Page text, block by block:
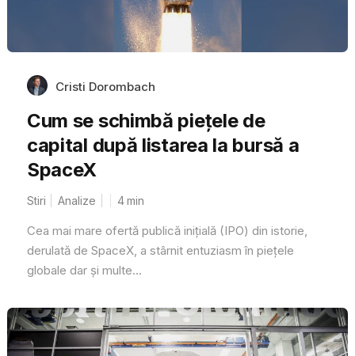
Cristi Dorombach
Cum se schimbă piețele de
capital după listarea la bursă a
SpaceX
Stiri Analize 4min
Cea mai mare ofertă publică inițială (IPO) din istorie,
derulată de SpaceX, a stârnit entuziasm în piețele
globale dar și multe...